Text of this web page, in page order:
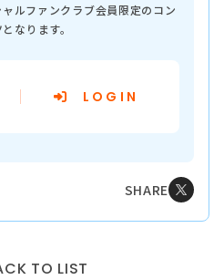
ルファンクラブ会員限定のコン
なります。
LOGIN
SHARE
TO LIST